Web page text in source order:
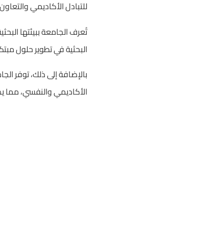
للتبادل الأكاديمي
تُعرف الجامعة ببيئتها
البحثية في تطوير حلول
بالإضافة إلى ذلك، توفر
الأكاديمي والنفسي، مما